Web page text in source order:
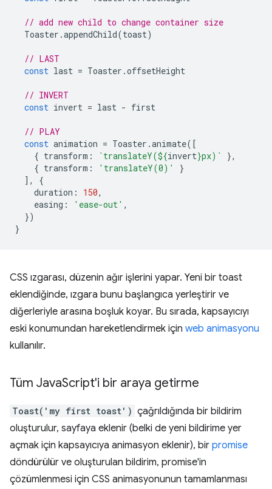
// add new child to change container size
Toaster .appendChild(toast)
// LAST
const last = Toaster .offsetHeight
// INVERT
const invert = last - first
// PLAY
const animation = Toaster .animate([
{ transform : `translateY(${invert}px)`
},
{ transform : 'translateY(0)'
}
],
{
duration : 150,
easing : 'ease-out' ,
})
}
CSS ızgarası, düzenin ağır işlerini yapar. Yeni bir toast
eklendiğinde, ızgara bunu başlangıca yerleştirir ve
diğerleriyle arasına boşluk koyar. Bu sırada, kapsayıcıyı
eski konumundan hareketlendirmek için web animasyonu
kullanılır.
Tüm JavaScript'i bir araya getirme
Toast('my first toast') çağrıldığında bir bildirim
oluşturulur, sayfaya eklenir (belki de yeni bildirime yer
açmak için kapsayıcıya animasyon eklenir), bir promise
döndürülür ve oluşturulan bildirim, promise'in
çözümlenmesi için CSS animasyonunun tamamlanması